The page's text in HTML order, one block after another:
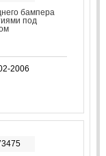
бампера
под
2006